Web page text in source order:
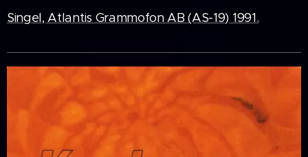
Singel, Atlantis Grammofon AB (AS-19) 1991.